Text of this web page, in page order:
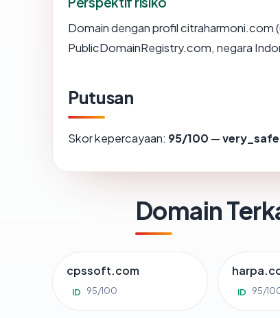
Domain dengan profil citraharmoni.com
PublicDomainRegistry.com, negara
Putusan
Skor kepercayaan: 95/100 —very_safe
Domain
cpssoft.com
ID 95/100 ID 95/